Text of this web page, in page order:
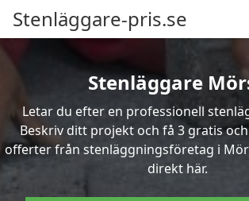
Stenläggare-pris.se
Stenläggare
Letar du efter en professionell
Beskriv ditt projekt och få 3 gratis
offerter från stenläggningsföretag i
direkt här.